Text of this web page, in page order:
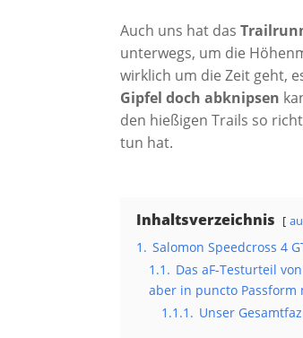
Auch uns hat das
unterwegs, um die
wirklich um die Zeit geht,
Gipfel doch abknipsen
den hießigen Trails so
tun hat.
Inhaltsverzeichnis
1. Salomon Speedcross 4
1.1. Das aF-Testurteil
aber in puncto
1.1.1. Unser